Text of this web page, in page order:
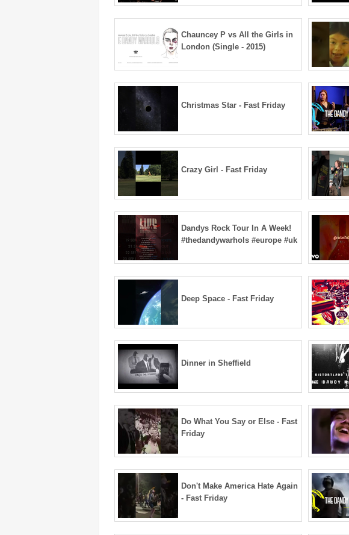
Chauncey P vs All the Girls in
London (Single - 2015)
Christmas Star - Fast Friday
Crazy Girl - Fast Friday
Dandys Rock Tour In A Week!
#thedandywarhols #europe #uk
Deep Space - Fast Friday
Dinner in Sheffield
Do What You Say or Else - Fast
Friday
Don't Make America Hate Again
- Fast Friday